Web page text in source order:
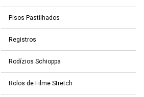
Pisos Pastilhados
Registros
Rodízios Schioppa
Rolos de Filme Stretch